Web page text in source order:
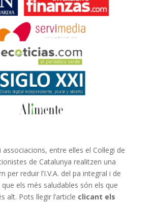
entre elles el Col·legi de
de Catalunya realitzen una
per reduir l’I.V.A. del pa integral i de
els més saludables són els que
alt. Pots llegir l’article clicant els